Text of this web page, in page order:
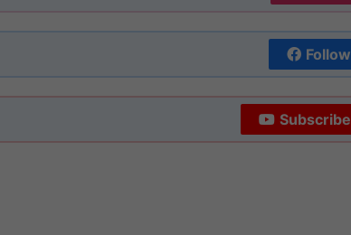
Follow
Subscribe